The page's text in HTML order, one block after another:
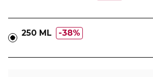
250 ML 38%